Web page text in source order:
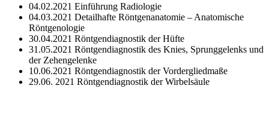
04.02.2021 Einführung Radiologie
04.03.2021 Detailhafte Röntgenanatomie – Anatomische
Röntgenologie
30.04.2021 Röntgendiagnostik der Hüfte
31.05.2021 Röntgendiagnostik des Knies, Sprunggelenks und
der Zehengelenke
10.06.2021 Röntgendiagnostik der Vordergliedmaße
29.06. 2021 Röntgendiagnostik der Wirbelsäule